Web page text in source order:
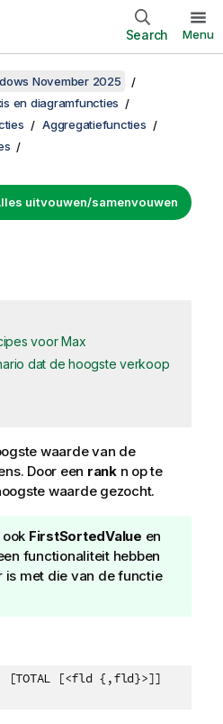
Search Menu
November 2025
en diagramfuncties
Aggregatiefuncties
uitvouwen/samenvouwen
voor Max
dat de hoogste verkoop
waarde van de
Door een rank n op te
waarde gezocht.
FirstSortedValue en
functionaliteit hebben
is met die van de functie
[TOTAL [<fld {,fld}>]]